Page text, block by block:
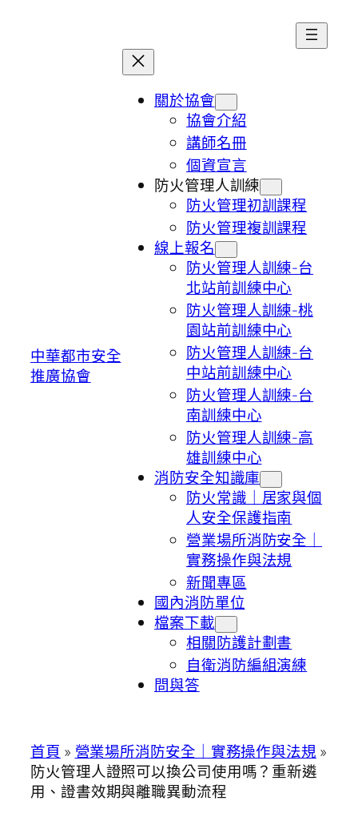
中華都市安全
推廣協會
關於協會
協會介紹
講師名冊
個資宣言
防火管理人訓練
防火管理初訓課程
防火管理複訓課程
線上報名
防火管理人訓練-台
北站前訓練中心
防火管理人訓練-桃
園站前訓練中心
防火管理人訓練-台
中站前訓練中心
防火管理人訓練-台
南訓練中心
防火管理人訓練-高
雄訓練中心
消防安全知識庫
防火常識｜居家與個
人安全保護指南
營業場所消防安全｜
實務操作與法規
新聞專區
國內消防單位
檔案下載
相關防護計劃書
自衛消防編組演練
問與答
首頁 » 營業場所消防安全｜實務操作與法規 »
防火管理人證照可以換公司使用嗎？重新遴
用、證書效期與離職異動流程